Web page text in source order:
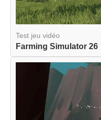
Test jeu vidéo
Farming Simulator 26